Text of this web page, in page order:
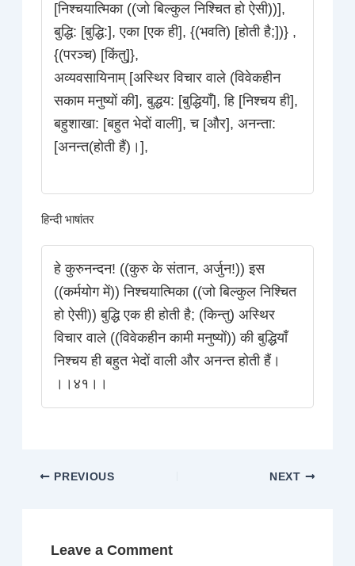
[निश्चयात्मिका ((जो बिल्कुल निश्चित हो ऐसी))],
बुद्धि: [बुद्धि:], एका [एक ही], {(भवति) [होती है;])} ,
{(परञ्च) [किंतु]},
अव्यवसायिनाम् [अस्थिर विचार वाले (विवेकहीन
सकाम मनुष्यों की], बुद्धय: [बुद्धियाँ], हि [निश्चय ही],
बहुशाखा: [बहुत भेदों वाली], च [और], अनन्ता:
[अनन्त(होती हैं)।],
हिन्दी भाषांतर
हे कुरुनन्दन! ((कुरु के संतान, अर्जुन!)) इस
((कर्मयोग में)) निश्चयात्मिका ((जो बिल्कुल निश्चित
हो ऐसी)) बुद्धि एक ही होती है; (किन्तु) अस्थिर
विचार वाले ((विवेकहीन कामी मनुष्यों)) की बुद्धियाँ
निश्चय ही बहुत भेदों वाली और अनन्त होती हैं।
।।४१।।
PREVIOUS NEXT
Leave a Comment